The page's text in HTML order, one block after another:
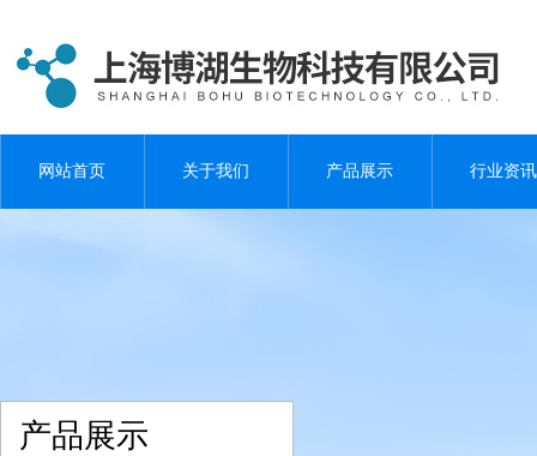
网站首页 关于我们 产品展示 行业资讯
产品展示